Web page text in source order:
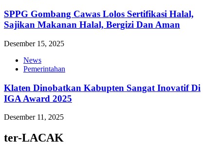
SPPG Gombang Cawas Lolos Sertifikasi Halal,
Sajikan Makanan Halal, Bergizi Dan Aman
Desember 15, 2025
News
Pemerintahan
Klaten Dinobatkan Kabupten Sangat Inovatif Di
IGA Award 2025
Desember 11, 2025
ter-LACAK